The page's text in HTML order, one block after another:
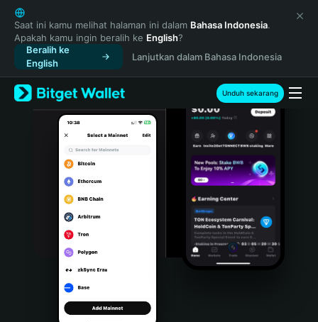
English
日本語
Tiếng Việt
Русский
Español (Latinoamérica)
Türkçe
Italiano
Português (Portugal)
Bahasa Indonesia
Português (Brasil)
Español (Argentina)
Saat ini kamu melihat halaman ini dalam Bahasa Indonesia.
Apakah kamu ingin beralih ke English?
Beralih ke
English
Lanjutkan dalam Bahasa Indonesia
Unduh sekarang